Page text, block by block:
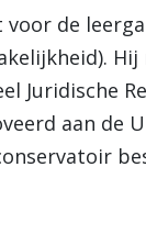
de
Juridische
aan